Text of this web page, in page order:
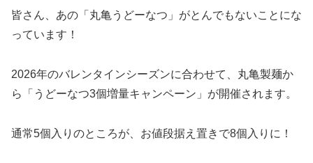
皆さん、あの「丸亀うどーなつ」がとんでもないことにな
っています！
2026年のバレンタインシーズンに合わせて、丸亀製麺か
ら「うどーなつ3個増量キャンペーン」が開催されます。
通常5個入りのところが、お値段据え置きで8個入りに！